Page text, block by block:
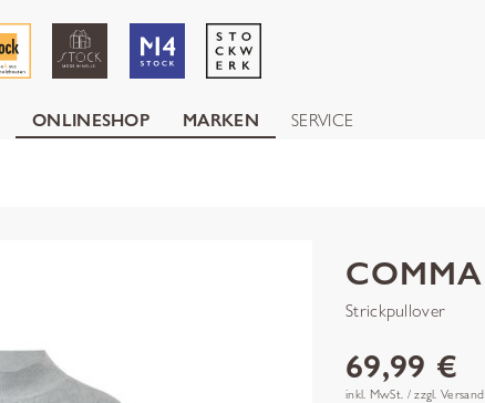
ONLINESHOP MARKEN SERVICE
COMMA
Strickpullover
69,99 €
inkl. MwSt. / zzgl. Versand